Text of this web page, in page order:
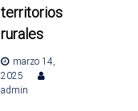
territorios
rurales
marzo 14,
2025
admin